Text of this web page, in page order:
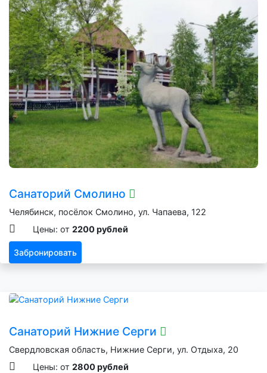
Санаторий Смолино
Челябинск, посёлок Смолино, ул. Чапаева, 122
Цены: от 2200 рублей
Забронировать
Санаторий Нижние Серги
Свердловская область, Нижние Серги, ул. Отдыха, 20
Цены: от 2800 рублей